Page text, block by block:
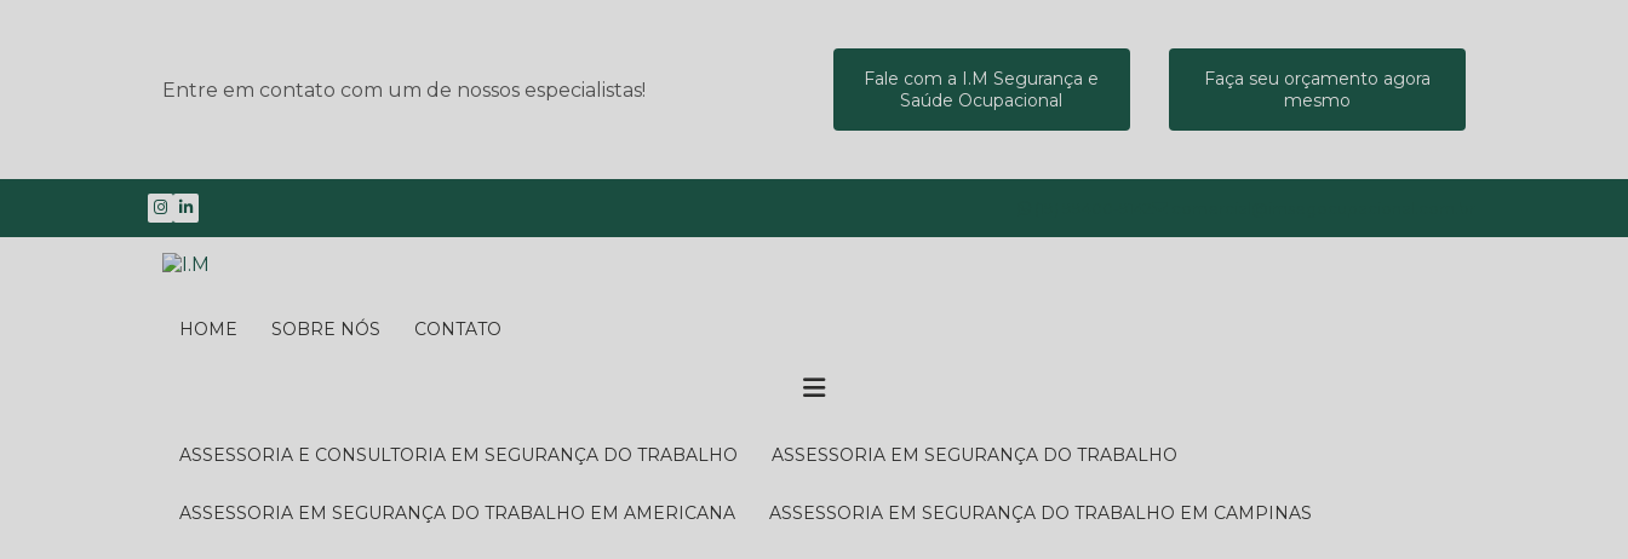
Entre em contato com um de nossos especialistas!
Fale com a I.M Segurança e
Saúde Ocupacional
Faça seu orçamento agora
mesmo
HOME SOBRE NÓS CONTATO
ASSESSORIA E CONSULTORIA EM SEGURANÇA DO TRABALHO ASSESSORIA EM SEGURANÇA DO TRABALHO
ASSESSORIA EM SEGURANÇA DO TRABALHO EM AMERICANA ASSESSORIA EM SEGURANÇA DO TRABALHO EM CAMPINAS